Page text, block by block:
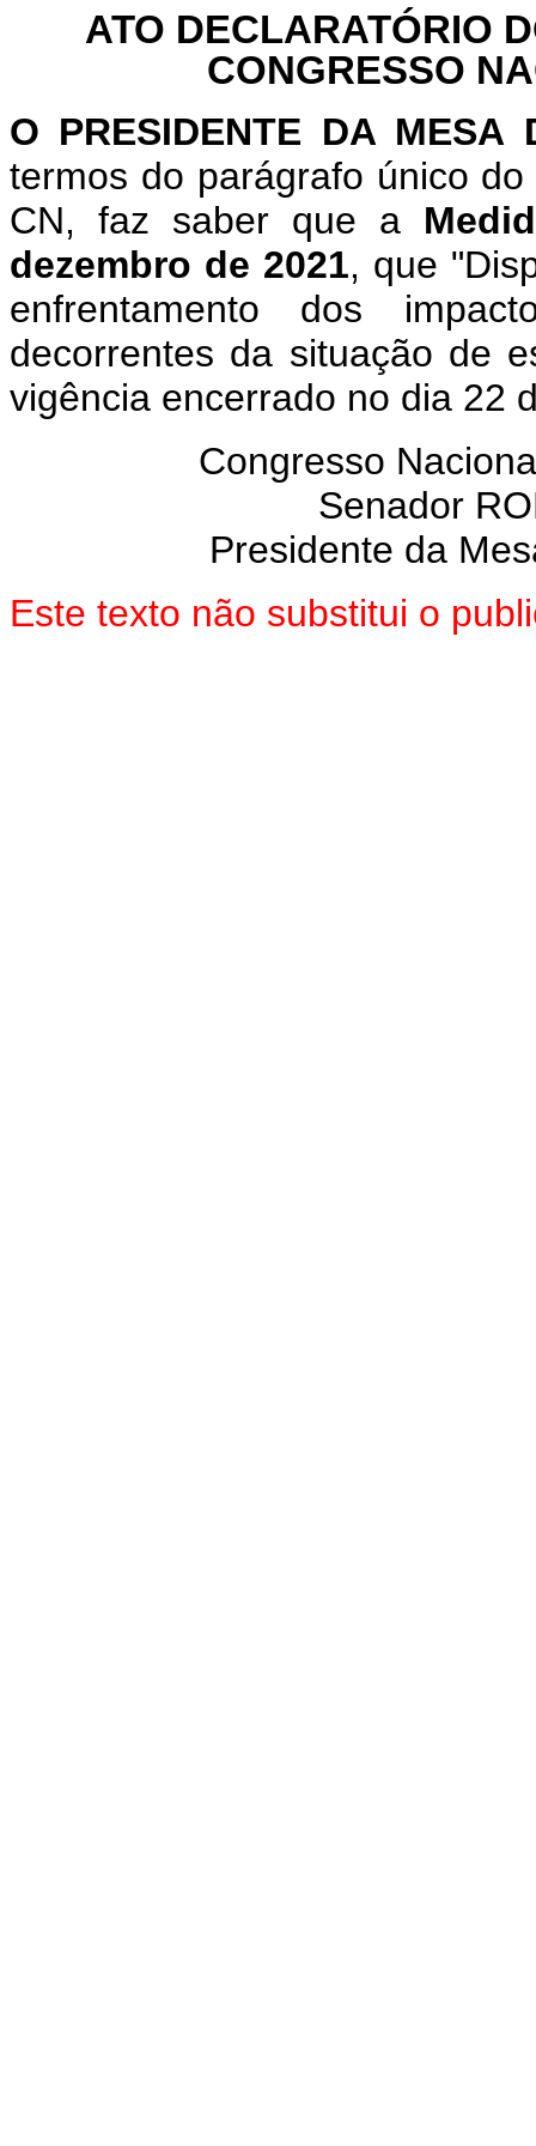
ATO DECLARATÓRIO
CONGRESSO
O PRESIDENTE DA MESA
termos do parágrafo único
CN, faz saber que a
dezembro de 2021, que
enfrentamento dos
decorrentes da situação de
vigência encerrado no dia 22
Congresso
Senador
Presidente da
Este texto não substitui o